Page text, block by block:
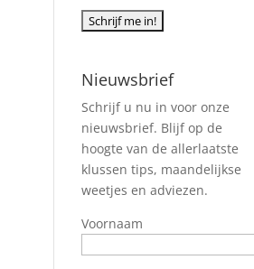
Nieuwsbrief
Schrijf u nu in voor onze
nieuwsbrief. Blijf op de
hoogte van de allerlaatste
klussen tips, maandelijkse
weetjes en adviezen.
Voornaam